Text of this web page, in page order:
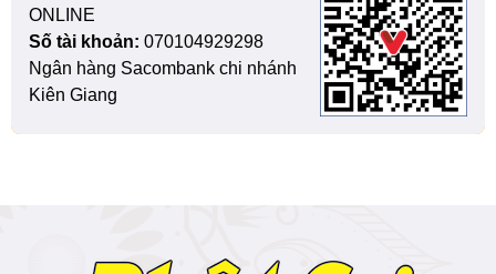
ONLINE
Số tài khoản: 070104929298
Ngân hàng Sacombank chi nhánh
Kiên Giang